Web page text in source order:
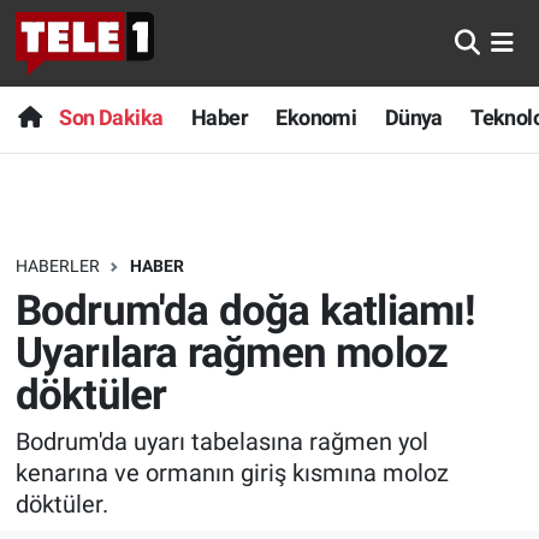
Son Dakika Haber Ekonomi Dünya
HABERLER HABER
Bodrum'da doğa katliamı!
Uyarılara rağmen moloz
döktüler
Bodrum'da uyarı tabelasına rağmen yol
kenarına ve ormanın giriş kısmına moloz
döktüler.
Anında Manşet
Başka Sohbetler
Bilim turu
Bilim ve Teknoloji Evreni
Doğa Konuşuyor
Ege Saati
Son Dakika
Haber
Dünya
Teknoloji
Sağlık
Yayın Akışı
Nöbetçi Eczaneler
Hava Durumu
Trafik Durumu
Süper Lig Puan Durumu ve Fikstür
Tüm Manşetler
Son Dakika Haberleri
Haber Arşivi